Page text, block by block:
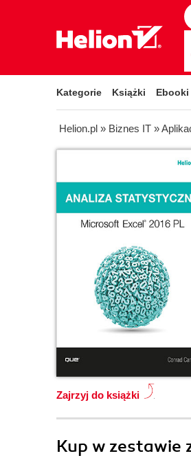
Kategorie Książki Ebooki
Helion.pl » Biznes IT »
Zajrzyj do książki
Kup w zestawie